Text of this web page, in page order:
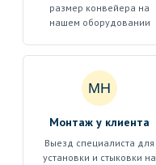
размер конвейера на
нашем оборудовании
МН
Монтаж у клиента
Выезд специалиста для
установки и стыковки на